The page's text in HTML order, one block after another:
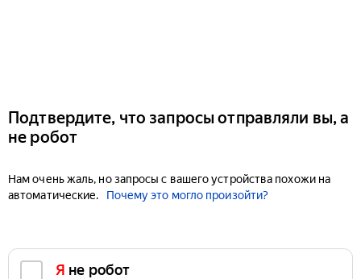
Подтвердите, что запросы отправляли вы, а
не робот
Нам очень жаль, но запросы с вашего устройства похожи на
автоматические.
Почему это могло произойти?
Я не робот